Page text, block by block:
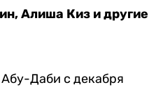
Алиша Киз и другие
Даби с декабря